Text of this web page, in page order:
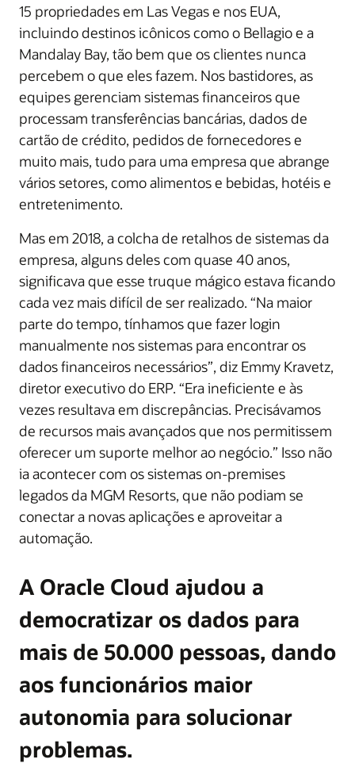
15 propriedades em Las Vegas e nos EUA,
incluindo destinos icônicos como o Bellagio e a
Mandalay Bay, tão bem que os clientes nunca
percebem o que eles fazem. Nos bastidores, as
equipes gerenciam sistemas financeiros que
processam transferências bancárias, dados de
cartão de crédito, pedidos de fornecedores e
muito mais, tudo para uma empresa que abrange
vários setores, como alimentos e bebidas, hotéis e
entretenimento.
Mas em 2018, a colcha de retalhos de sistemas da
empresa, alguns deles com quase 40 anos,
significava que esse truque mágico estava ficando
cada vez mais difícil de ser realizado. “Na maior
parte do tempo, tínhamos que fazer login
manualmente nos sistemas para encontrar os
dados financeiros necessários”, diz Emmy Kravetz,
diretor executivo do ERP. “Era ineficiente e às
vezes resultava em discrepâncias. Precisávamos
de recursos mais avançados que nos permitissem
oferecer um suporte melhor ao negócio.” Isso não
ia acontecer com os sistemas on-premises
legados da MGM Resorts, que não podiam se
conectar a novas aplicações e aproveitar a
automação.
A Oracle Cloud ajudou a
democratizar os dados para
mais de 50.000 pessoas, dando
aos funcionários maior
autonomia para solucionar
problemas.